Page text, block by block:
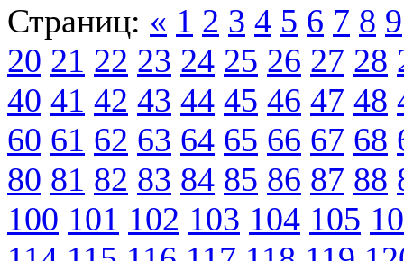
Страниц: « 1 2 3 4 5 6 7 8 9
20 21 22 23 24 25 26 27 28
40 41 42 43 44 45 46 47 48
60 61 62 63 64 65 66 67 68
80 81 82 83 84 85 86 87 88
100 101 102 103 104 105